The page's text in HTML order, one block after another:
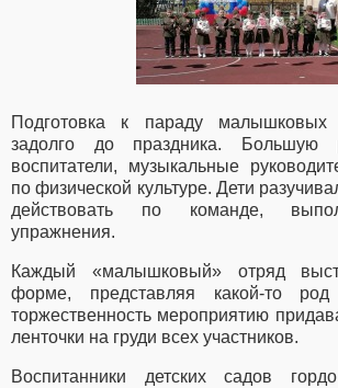
Подготовка к параду малышковых
задолго до праздника. Большую
воспитатели, музыкальные
по физической культуре. Дети
действовать по команде,
упражнения.
Каждый «малышковый» отряд
форме, представляя какой-то
торжественность мероприятию
ленточки на груди всех участников.
Воспитанники детских садов